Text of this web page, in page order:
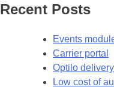
Recent Posts
Events
Carrier portal
Optilo
Low cost of